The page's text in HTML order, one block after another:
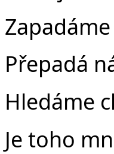
Přepadá
Hledáme
Je toho